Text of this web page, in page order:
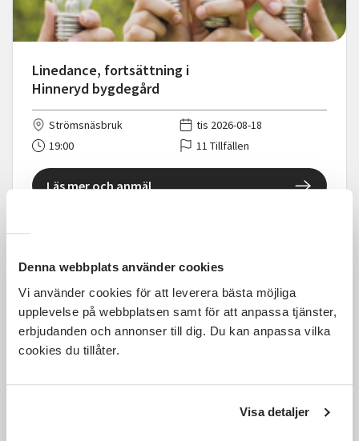
Denna webbplats använder cookies
Vi använder cookies för att leverera bästa möjliga
upplevelse på webbplatsen samt för att anpassa tjänster,
erbjudanden och annonser till dig. Du kan anpassa vilka
cookies du tillåter.
Visa detaljer
Linedance, fortsättning i
Hinneryd bygdegård
Strömsnäsbruk
tis 2026-08-18
19:00
11 Tillfällen
Läs mer och anmäl
Kostnadsfri